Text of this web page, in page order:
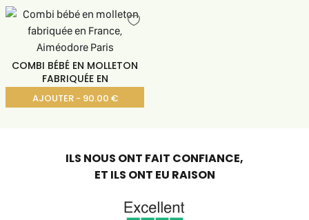
COMBI BÉBÉ EN MOLLETON
FABRIQUÉE EN
AJOUTER - 90.00 €
ILS NOUS ONT FAIT CONFIANCE,
ET ILS ONT EU RAISON